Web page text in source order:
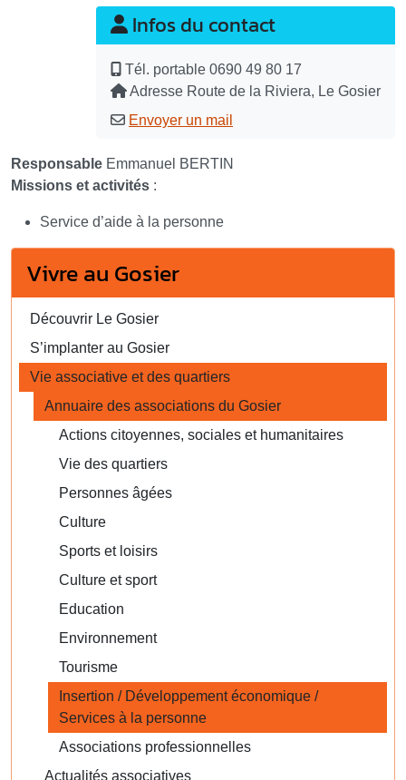
Infos du contact
Tél. portable 0690 49 80 17
Adresse Route de la Riviera, Le Gosier
Envoyer un mail
Responsable Emmanuel BERTIN
Missions et activités :
Service d’aide à la personne
Vivre au Gosier
Découvrir Le Gosier
S’implanter au Gosier
Vie associative et des quartiers
Annuaire des associations du Gosier
Actions citoyennes, sociales et humanitaires
Vie des quartiers
Personnes âgées
Culture
Sports et loisirs
Culture et sport
Education
Environnement
Tourisme
Insertion / Développement économique /
Services à la personne
Associations professionnelles
Actualités associatives